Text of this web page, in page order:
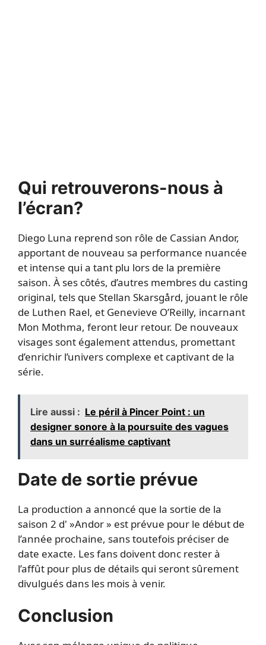
Qui retrouverons-nous à
l’écran?
Diego Luna reprend son rôle de Cassian Andor,
apportant de nouveau sa performance nuancée
et intense qui a tant plu lors de la première
saison. À ses côtés, d’autres membres du casting
original, tels que Stellan Skarsgård, jouant le rôle
de Luthen Rael, et Genevieve O’Reilly, incarnant
Mon Mothma, feront leur retour. De nouveaux
visages sont également attendus, promettant
d’enrichir l’univers complexe et captivant de la
série.
Lire aussi : Le péril à Pincer Point : un
designer sonore à la poursuite des vagues
dans un surréalisme captivant
Date de sortie prévue
La production a annoncé que la sortie de la
saison 2 d' »Andor » est prévue pour le début de
l’année prochaine, sans toutefois préciser de
date exacte. Les fans doivent donc rester à
l’affût pour plus de détails qui seront sûrement
divulgués dans les mois à venir.
Conclusion